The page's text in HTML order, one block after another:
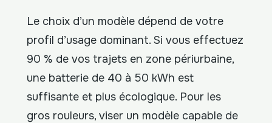
Le choix d’un modèle dépend de votre
profil d’usage dominant. Si vous effectuez
90 % de vos trajets en zone périurbaine,
une batterie de 40 à 50 kWh est
suffisante et plus écologique. Pour les
gros rouleurs, viser un modèle capable de